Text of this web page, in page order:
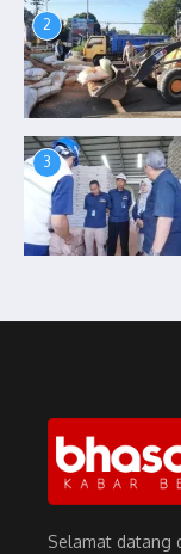
2
3
Selamat datang